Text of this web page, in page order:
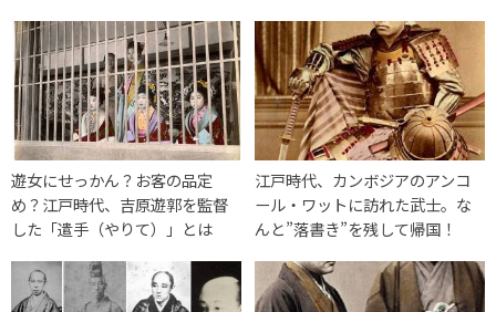
遊女にせっかん？お客の品定
め？江戸時代、吉原遊郭を監督
した「遣手（やりて）」とは
江戸時代、カンボジアのアンコ
ール・ワットに訪れた武士。な
んと”落書き”を残して帰国！